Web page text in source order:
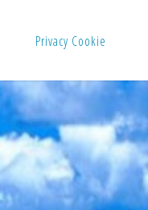
Privacy Cookie